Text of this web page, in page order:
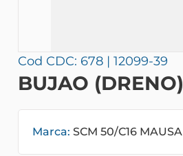
Cod CDC: 678 | 12099-39
BUJAO (DRENO)
Marca: SCM 50/C16 MAUSA